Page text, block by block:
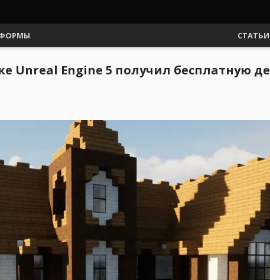
СТАТЬИ
Engine 5 получил бесплатную